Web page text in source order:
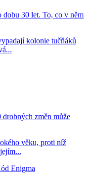
dobu 30 let. To, co v něm
kolonie tučňáků
drobných změn může
věku, proti níž
Enigma